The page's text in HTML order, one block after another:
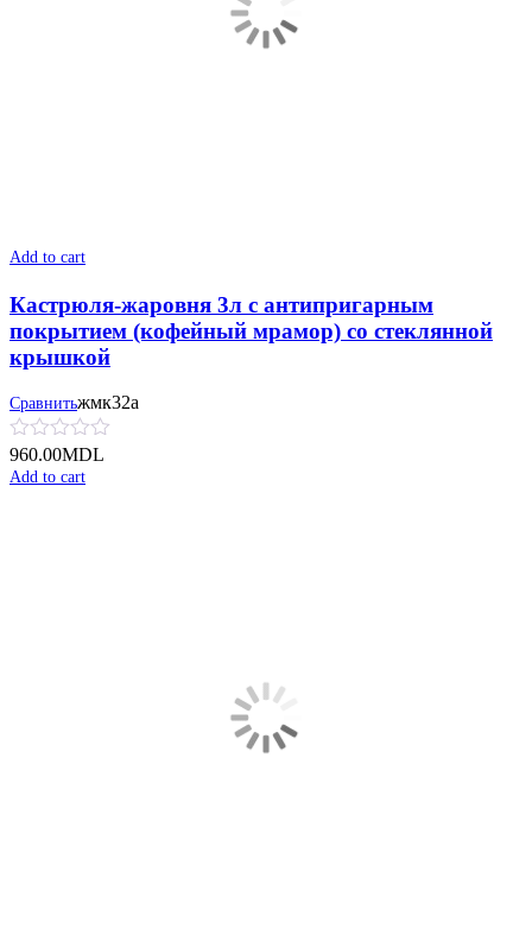
Add to cart
Кастрюля-жаровня 3л с антипригарным
покрытием (кофейный мрамор) со стеклянной
крышкой
Сравнитьжмк32а
960.00MDL
Add to cart